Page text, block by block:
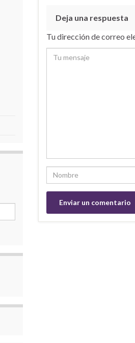
Deja una respuesta
Tu dirección de correo